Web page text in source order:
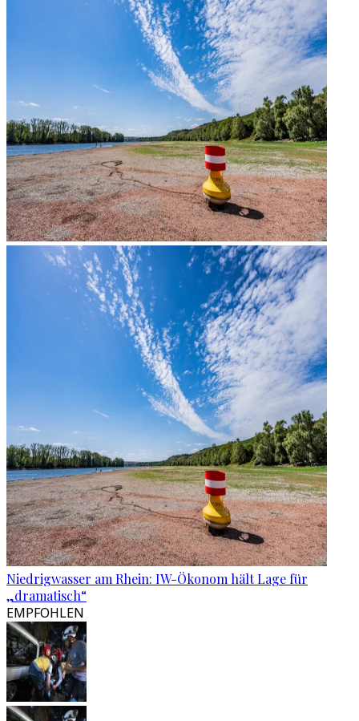
Niedrigwasser am Rhein: IW-Ökonom hält Lage für
„dramatisch“
EMPFOHLEN